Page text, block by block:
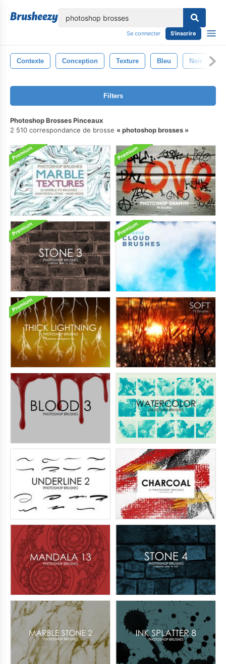
Se connecter S'inscrire
Contexte Conception Texture Bleu Noir
Filters
Photoshop Brosses Pinceaux
2 510 correspondance de brosse
photoshop brosses